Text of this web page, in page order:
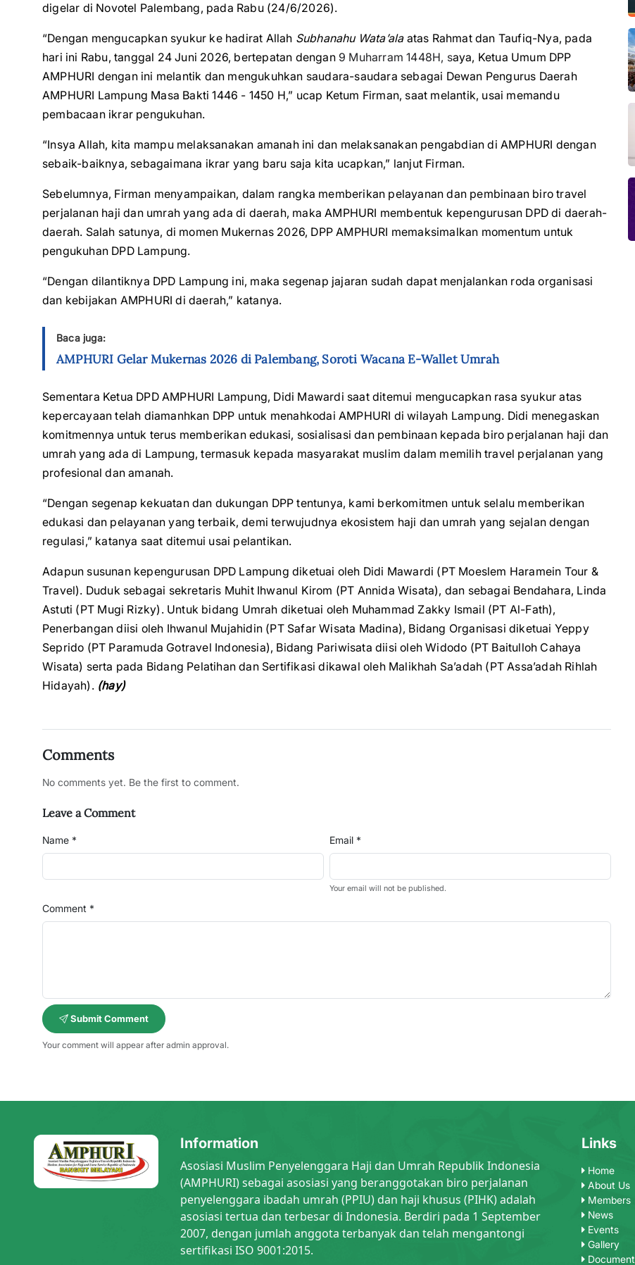
digelar di Novotel Palembang, pada Rabu (24/6/2026).
“Dengan mengucapkan syukur ke hadirat Allah Subhanahu Wata’alaatas Rahmat dan Taufiq-Nya, pada
hari ini Rabu, tanggal 24 Juni 2026, bertepatan dengan 9 Muharram 1448H, saya, Ketua Umum DPP
AMPHURI dengan ini melantik dan mengukuhkan saudara-saudara sebagai Dewan Pengurus Daerah
AMPHURI Lampung Masa Bakti 1446 - 1450 H,” ucap Ketum Firman, saat melantik, usai memandu
pembacaan ikrar pengukuhan.
“Insya Allah, kita mampu melaksanakan amanah ini dan melaksanakan pengabdian di AMPHURI dengan
sebaik-baiknya, sebagaimana ikrar yang baru saja kita ucapkan,” lanjut Firman.
Sebelumnya, Firman menyampaikan, dalam rangka memberikan pelayanan dan pembinaan biro travel
perjalanan haji dan umrah yang ada di daerah, maka AMPHURI membentuk kepengurusan DPD di daerah-
daerah. Salah satunya, di momen Mukernas 2026, DPP AMPHURI memaksimalkan momentum untuk
pengukuhan DPD Lampung.
“Dengan dilantiknya DPD Lampung ini, maka segenap jajaran sudah dapat menjalankan roda organisasi
dan kebijakan AMPHURI di daerah,” katanya.
Baca juga:
AMPHURI Gelar Mukernas 2026 di Palembang, Soroti Wacana E-Wallet Umrah
Sementara Ketua DPD AMPHURI Lampung, Didi Mawardi saat ditemui mengucapkan rasa syukur atas
kepercayaan telah diamanhkan DPP untuk menahkodai AMPHURI di wilayah Lampung. Didi menegaskan
komitmennya untuk terus memberikan edukasi, sosialisasi dan pembinaan kepada biro perjalanan haji dan
umrah yang ada di Lampung, termasuk kepada masyarakat muslim dalam memilih travel perjalanan yang
profesional dan amanah.
“Dengan segenap kekuatan dan dukungan DPP tentunya, kami berkomitmen untuk selalu memberikan
edukasi dan pelayanan yang terbaik, demi terwujudnya ekosistem haji dan umrah yang sejalan dengan
regulasi,” katanya saat ditemui usai pelantikan.
Adapun susunan kepengurusan DPD Lampung diketuai oleh Didi Mawardi (PT Moeslem Haramein Tour &
Travel). Duduk sebagai sekretaris Muhit Ihwanul Kirom (PT Annida Wisata), dan sebagai Bendahara, Linda
Astuti (⁠PT Mugi Rizky). Untuk bidang Umrah diketuai oleh Muhammad Zakky Ismail (PT Al-Fath),
Penerbangan diisi oleh Ihwanul Mujahidin (PT Safar Wisata Madina), Bidang Organisasi diketuai Yeppy
Seprido (PT Paramuda Gotravel Indonesia), Bidang Pariwisata diisi oleh Widodo (PT Baitulloh Cahaya
Wisata) serta pada Bidang Pelatihan dan Sertifikasi dikawal oleh Malikhah Sa’adah (PT Assa’adah Rihlah
Hidayah). (hay)
Comments
No comments yet. Be the first to comment.
Leave a Comment
Name * Email *
Your email will not be published.
Comment *
Submit Comment
Your comment will appear after admin approval.
Information
Asosiasi Muslim Penyelenggara Haji dan Umrah Republik Indonesia
(AMPHURI) sebagai asosiasi yang beranggotakan biro perjalanan
penyelenggara ibadah umrah (PPIU) dan haji khusus (PIHK) adalah
asosiasi tertua dan terbesar di Indonesia. Berdiri pada 1 September
2007, dengan jumlah anggota terbanyak dan telah mengantongi
sertifikasi ISO 9001:2015.
Links
Home
About Us
Members
News
Events
Gallery
Document